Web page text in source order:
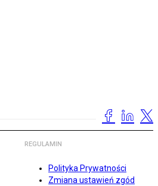
REGULAMIN
Polityka Prywatności
Zmiana ustawień zgód